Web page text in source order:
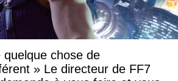
chose de
» Le directeur de FF7